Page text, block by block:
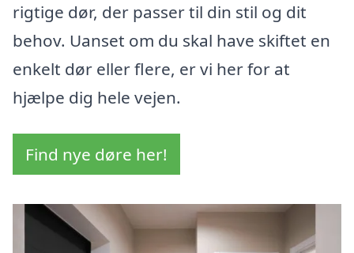
rigtige dør, der passer til din stil og dit
behov. Uanset om du skal have skiftet en
enkelt dør eller flere, er vi her for at
hjælpe dig hele vejen.
Find nye døre her!